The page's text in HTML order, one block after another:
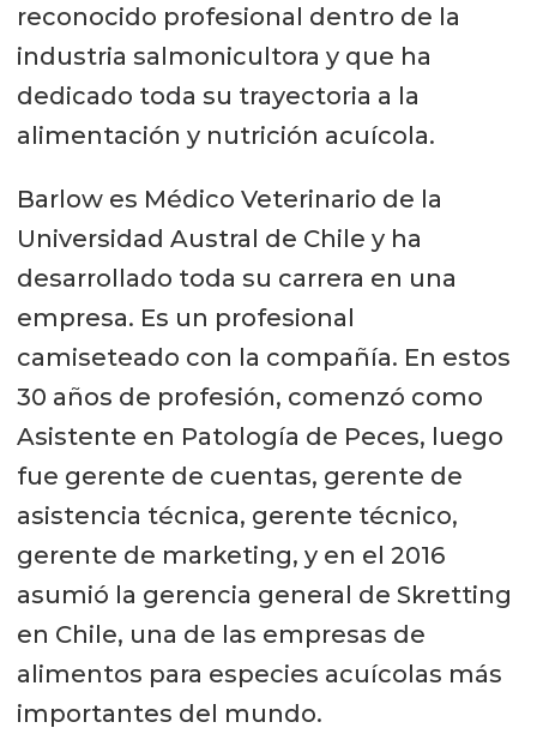
reconocido profesional dentro de la
industria salmonicultora y que ha
dedicado toda su trayectoria a la
alimentación y nutrición acuícola.
Barlow es Médico Veterinario de la
Universidad Austral de Chile y ha
desarrollado toda su carrera en una
empresa. Es un profesional
camiseteado con la compañía. En estos
30 años de profesión, comenzó como
Asistente en Patología de Peces, luego
fue gerente de cuentas, gerente de
asistencia técnica, gerente técnico,
gerente de marketing, y en el 2016
asumió la gerencia general de Skretting
en Chile, una de las empresas de
alimentos para especies acuícolas más
importantes del mundo.